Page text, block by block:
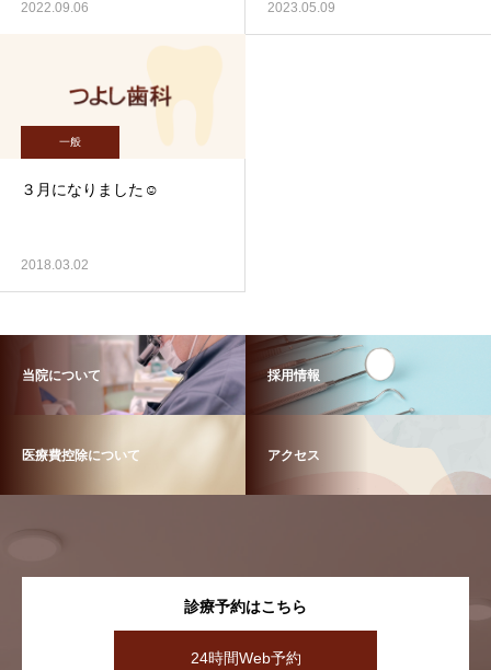
2022.09.06 2023.05.09
一般
３月になりました☺︎
2018.03.02
当院について 採用情報
医療費控除について アクセス
診療予約はこちら
24時間Web予約